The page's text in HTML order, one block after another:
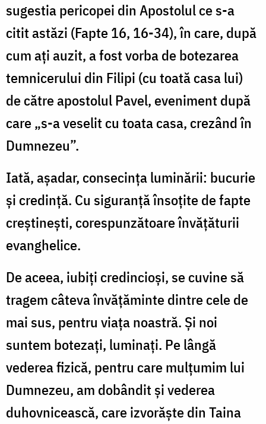
sugestia pericopei din Apostolul ce s-a
citit astăzi (Fapte 16, 16-34), în care, după
cum aţi auzit, a fost vorba de botezarea
temnicerului din Filipi (cu toată casa lui)
de către apostolul Pavel, eveniment după
care „s-a veselit cu toata casa, crezând în
Dumnezeu”.
Iată, aşadar, consecinţa luminării: bucurie
şi credinţă. Cu siguranţă însoţite de fapte
creştineşti, corespunzătoare învăţăturii
evanghelice.
De aceea, iubiţi credincioşi, se cuvine să
tragem câteva învăţăminte dintre cele de
mai sus, pentru viaţa noastră. Şi noi
suntem botezaţi, luminaţi. Pe lângă
vederea fizică, pentru care mulţumim lui
Dumnezeu, am dobândit şi vederea
duhovnicească, care izvorăşte din Taina